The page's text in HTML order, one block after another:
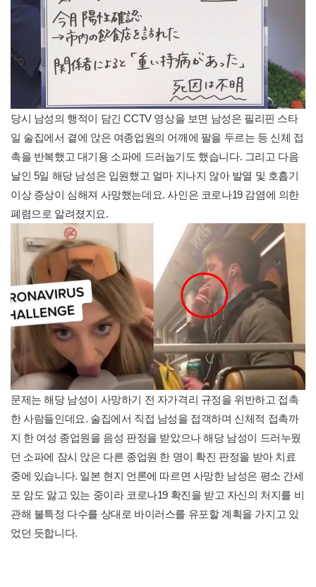
당시 남성의 행적이 담긴 CCTV 영상을 보면 남성은 필리핀 스타
일 술집에서 곁에 앉은 여종업원의 어깨에 팔을 두르는 등 신체 접
촉을 반복했고 대기용 소파에 드러눕기도 했습니다. 그리고 다음
날인 5일 해당 남성은 입원했고 얼마 지나지 않아 발열 및 호흡기
이상 증상이 심해져 사망했는데요. 사인은 코로나19 감염에 의한
폐렴으로 알려졌지요.
문제는 해당 남성이 사망하기 전 자가격리 규정을 위반하고 접촉
한 사람들인데요. 술집에서 직접 남성을 접객하며 신체적 접촉까
지 한 여성 종업원을 음성 판정을 받았으나 해당 남성이 드러누웠
던 소파에 잠시 앉은 다른 종업원 한 명이 확진 판정을 받아 치료
중에 있습니다. 일본 현지 언론에 따르면 사망한 남성은 평소 간세
포 암도 앓고 있는 중이라 코로나19 확진을 받고 자신의 처지를 비
관해 불특정 다수를 상대로 바이러스를 유포할 계획을 가지고 있
었던 듯합니다.